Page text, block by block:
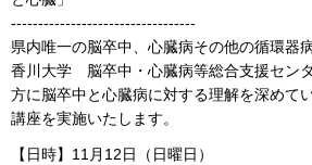
----------------------------------
県内唯一の脳卒中、心臓病その他の循環器
香川大学 脳卒中・心臓病等総合支援セン
方に脳卒中と心臓病に対する理解を深めて
講座を実施いたします。
【日時】11月12日（日曜日）